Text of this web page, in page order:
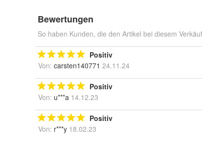
Bewertungen
So haben Kunden, die den Artikel bei diesem
Positiv
Von: carsten140771 24.11.24
Positiv
Von: u***a 14.12.23
Positiv
Von: r***y 18.02.23